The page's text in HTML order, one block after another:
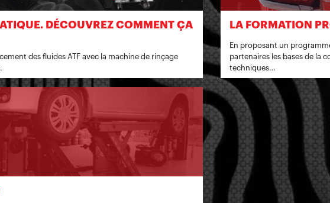
DÉCOUVREZ COMMENT ÇA
des fluides ATF avec la machine de rinçage
LA FORMATION
En proposant un
partenaires les bases de la
techniques…